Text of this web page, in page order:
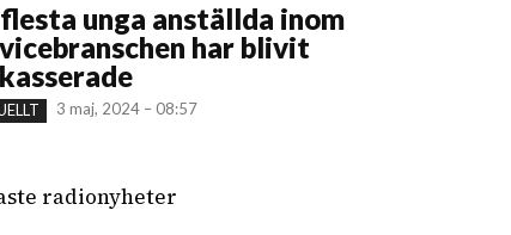
unga anställda inom
har blivit
3 maj, 2024 – 08:57
radionyheter